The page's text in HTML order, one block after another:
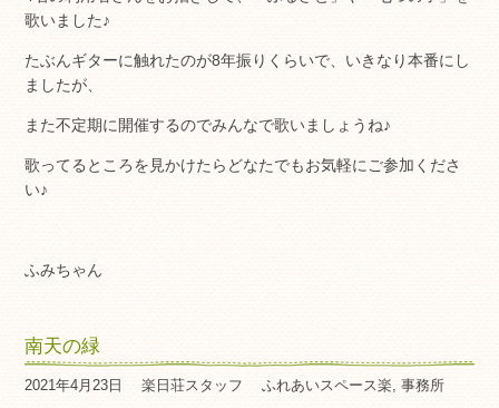
歌いました♪
たぶんギターに触れたのが8年振りくらいで、いきなり本番にし
ましたが、
また不定期に開催するのでみんなで歌いましょうね♪
歌ってるところを見かけたらどなたでもお気軽にご参加くださ
い♪
ふみちゃん
南天の緑
2021年4月23日 楽日荘スタッフ ふれあいスペース楽,事務所